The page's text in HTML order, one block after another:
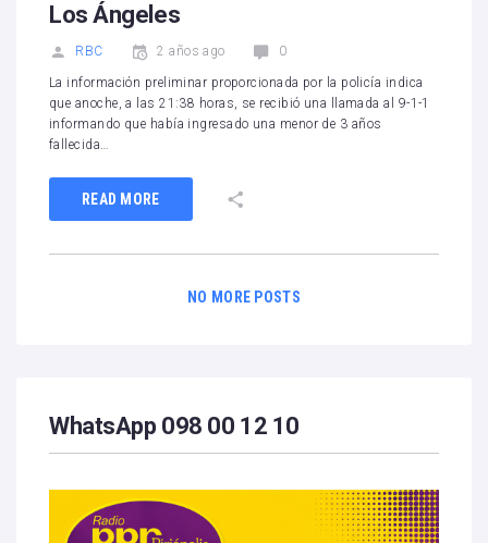
Los Ángeles
RBC 2 años ago 0
La información preliminar proporcionada por la policía indica
que anoche, a las 21:38 horas, se recibió una llamada al 9-1-1
informando que había ingresado una menor de 3 años
fallecida…
READ MORE
NO MORE POSTS
WhatsApp 098 00 12 10